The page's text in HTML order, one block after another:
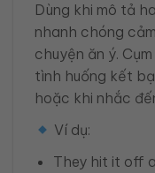
Dùng khi mô tả
nhanh chóng
chuyện ăn ý.
tình huống kết
hoặc khi nhắc
Ví dụ:
They hit it off